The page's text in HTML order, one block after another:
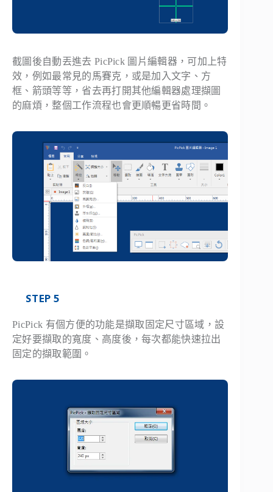
截圖後自動丟進去 PicPick 圖片編輯器，可加上特
效，例如最常見的馬賽克，或是加入文字、方
框、箭頭等等，省去再打開其他編輯器處理擷圖
的麻煩，整個工作流程也會更順暢更省時間。
STEP 5
PicPick 有個方便的功能是擷取固定尺寸區域，設
定好要擷取的寬度、高度後，每次都能快速拉出
固定的擷取範圍。